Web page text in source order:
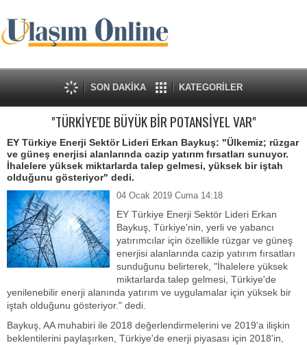
SON DAKİKA KATEGORİLER
"TÜRKİYE'DE BÜYÜK BİR POTANSİYEL VAR"
EY Türkiye Enerji Sektör Lideri Erkan Baykuş: "Ülkemiz; rüzgar
ve güneş enerjisi alanlarında cazip yatırım fırsatları sunuyor.
İhalelere yüksek miktarlarda talep gelmesi, yüksek bir iştah
olduğunu gösteriyor" dedi.
04 Ocak 2019 Cuma 14:18
EY Türkiye Enerji Sektör Lideri Erkan
Baykuş, Türkiye'nin, yerli ve yabancı
yatırımcılar için özellikle rüzgar ve güneş
enerjisi alanlarında cazip yatırım fırsatları
sunduğunu belirterek, "İhalelere yüksek
miktarlarda talep gelmesi, Türkiye'de
yenilenebilir enerji alanında yatırım ve uygulamalar için yüksek bir
iştah olduğunu gösteriyor." dedi.
Baykuş, AA muhabiri ile 2018 değerlendirmelerini ve 2019'a ilişkin
beklentilerini paylaşırken, Türkiye'de enerji piyasası için 2018'in,